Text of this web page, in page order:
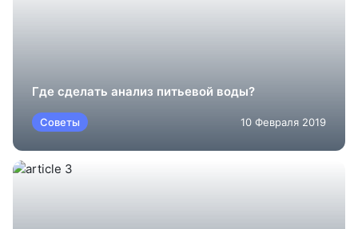
Где сделать анализ питьевой воды?
Советы 10 Февраля 2019